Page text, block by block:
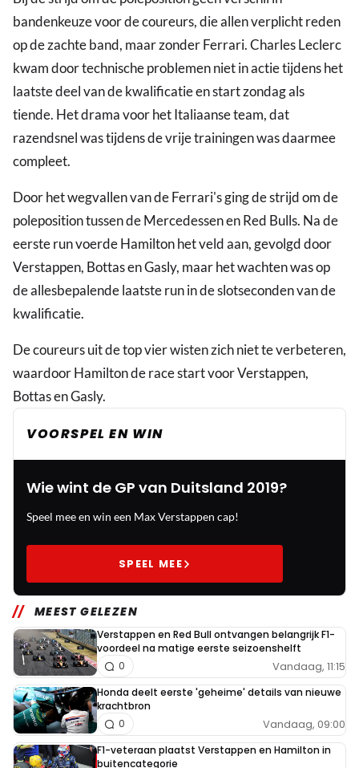
in
Duitsland
bandenkeuze voor de coureurs, die allen verplicht reden
op de zachte band, maar zonder Ferrari. Charles Leclerc
kwam door technische problemen niet in actie tijdens het
laatste deel van de kwalificatie en start zondag als
tiende. Het drama voor het Italiaanse team, dat
razendsnel was tijdens de vrije trainingen was daarmee
compleet.
Door het wegvallen van de Ferrari's ging de strijd om de
poleposition tussen de Mercedessen en Red Bulls. Na de
eerste run voerde Hamilton het veld aan, gevolgd door
Verstappen, Bottas en Gasly, maar het wachten was op
de allesbepalende laatste run in de slotseconden van de
kwalificatie.
De coureurs uit de top vier wisten zich niet te verbeteren,
waardoor Hamilton de race start voor Verstappen,
Bottas en Gasly.
VOORSPEL EN WIN
Wie wint de GP van Duitsland 2019?
Speel mee en win een Max Verstappen cap!
SPEEL MEE
MEEST GELEZEN
Verstappen en Red Bull ontvangen belangrijk F1-
voordeel na matige eerste seizoenshelft
Vandaag, 11:15
0
Honda deelt eerste 'geheime' details van nieuwe
krachtbron
Vandaag, 09:00
0
F1-veteraan plaatst Verstappen en Hamilton in
buitencategorie